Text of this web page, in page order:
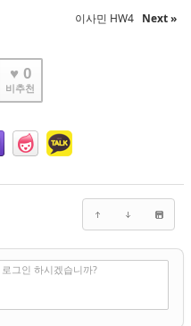
이사민 HW4 Next »
♥ 0
비추천
그인 하시겠습니까?